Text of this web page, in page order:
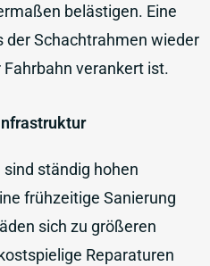
belästigen. Eine
der Schachtrahmen wieder
verankert ist.
ständig hohen
frühzeitige Sanierung
sich zu größeren
Reparaturen